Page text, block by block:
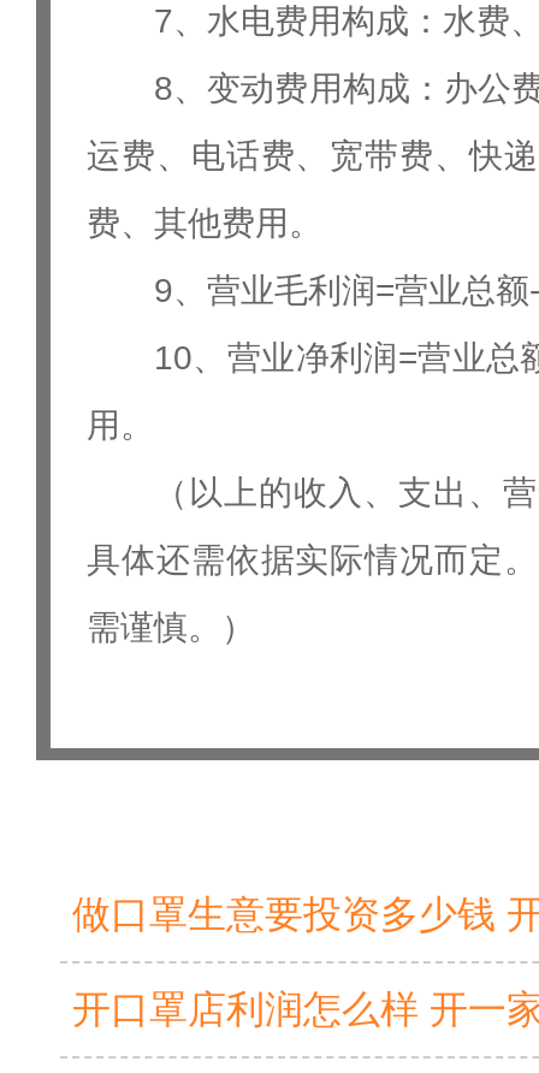
7、水电费用构成：水费
8、变动费用构成：办公
运费、电话费、宽带费、快
费、其他费用。
9、营业毛利润=营业总
10、营业净利润=营业总
用。
（以上的收入、支出、
具体还需依据实际情况而定
需谨慎。）